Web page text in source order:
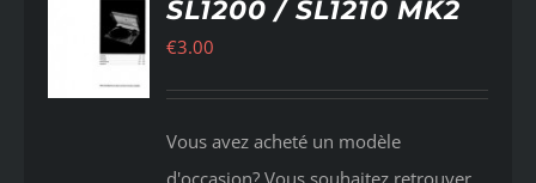
SL1200 / SL1210 MK2
€3.00
Vous avez acheté un modèle
d'occasion? Vous souhaitez retrouver